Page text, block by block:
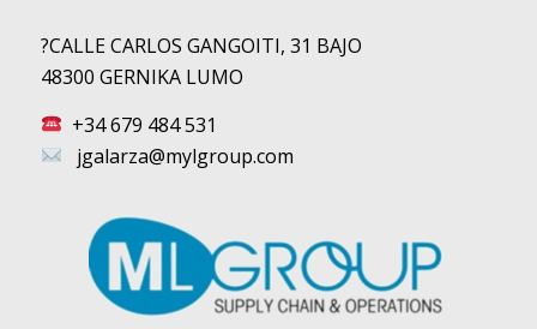
?CALLE CARLOS GANGOITI, 31 BAJO
48300 GERNIKA LUMO
+34 679 484 531
jgalarza@mylgroup.com